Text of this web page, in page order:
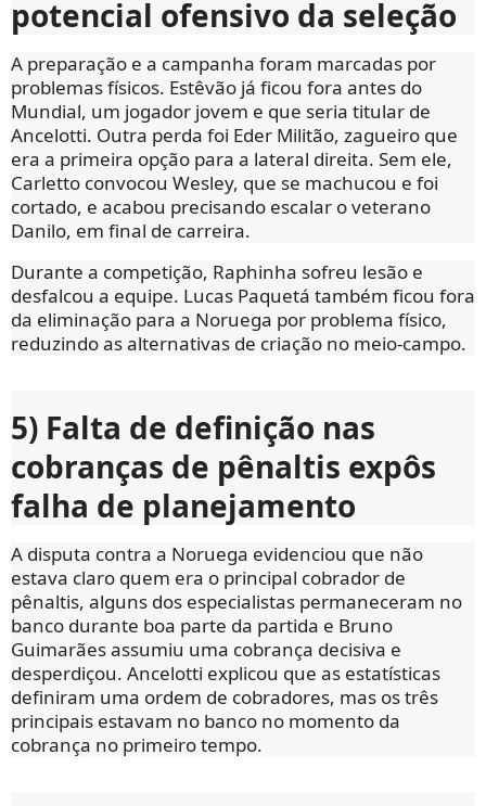
potencial ofensivo da seleção
A preparação e a campanha foram marcadas por
problemas físicos. Estêvão já ficou fora antes do
Mundial, um jogador jovem e que seria titular de
Ancelotti. Outra perda foi Eder Militão, zagueiro que
era a primeira opção para a lateral direita. Sem ele,
Carletto convocou Wesley, que se machucou e foi
cortado, e acabou precisando escalar o veterano
Danilo, em final de carreira.
Durante a competição, Raphinha sofreu lesão e
desfalcou a equipe. Lucas Paquetá também ficou fora
da eliminação para a Noruega por problema físico,
reduzindo as alternativas de criação no meio-campo.
5) Falta de definição nas
cobranças de pênaltis expôs
falha de planejamento
A disputa contra a Noruega evidenciou que não
estava claro quem era o principal cobrador de
pênaltis, alguns dos especialistas permaneceram no
banco durante boa parte da partida e Bruno
Guimarães assumiu uma cobrança decisiva e
desperdiçou. Ancelotti explicou que as estatísticas
definiram uma ordem de cobradores, mas os três
principais estavam no banco no momento da
cobrança no primeiro tempo.